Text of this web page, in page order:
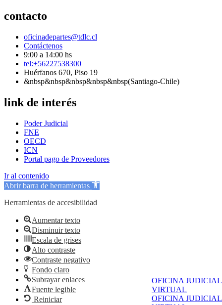
OFICINA JUDICIAL
VIRTUAL
OFICINA JUDICIAL
contacto
oficinadepartes@tdlc.cl
Contáctenos
9:00 a 14:00 hs
tel:+56227538300
Huérfanos 670, Piso 19
&nbsp&nbsp&nbsp&nbsp&nbsp(Santiago-Chile)
link de interés
Poder Judicial
FNE
OECD
ICN
Portal pago de Proveedores
Ir al contenido
Abrir barra de herramientas
Herramientas de accesibilidad
Aumentar texto
Disminuir texto
Escala de grises
Alto contraste
Contraste negativo
Fondo claro
Subrayar enlaces
Fuente legible
Reiniciar